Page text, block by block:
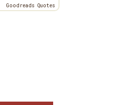
Goodreads Quotes